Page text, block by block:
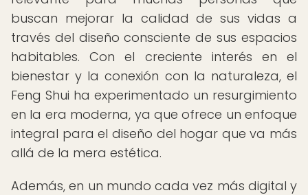
buscan mejorar la calidad de sus vidas a
través del diseño consciente de sus espacios
habitables. Con el creciente interés en el
bienestar y la conexión con la naturaleza, el
Feng Shui ha experimentado un resurgimiento
en la era moderna, ya que ofrece un enfoque
integral para el diseño del hogar que va más
allá de la mera estética.
Además, en un mundo cada vez más digital y